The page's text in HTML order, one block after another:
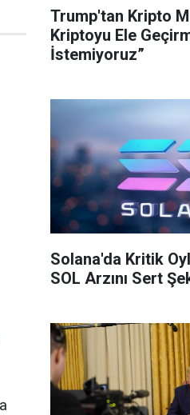
Trump'tan Kripto
Kriptoyu Ele
İstemiyoruz”
Solana'da Kritik
SOL Arzını Sert